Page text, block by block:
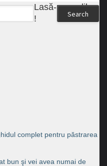
Search
Lasă-ne un like
!
complet pentru păstrarea
bun şi vei avea numai de